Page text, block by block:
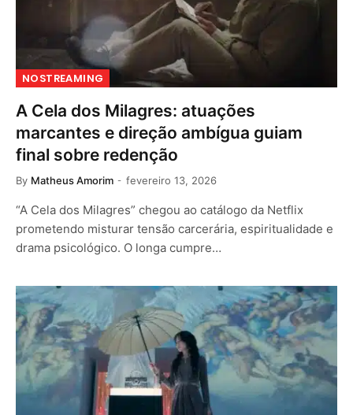
NOSTREAMING
A Cela dos Milagres: atuações
marcantes e direção ambígua guiam
final sobre redenção
By Matheus Amorim fevereiro 13, 2026
“A Cela dos Milagres” chegou ao catálogo da Netflix
prometendo misturar tensão carcerária, espiritualidade e
drama psicológico. O longa cumpre…